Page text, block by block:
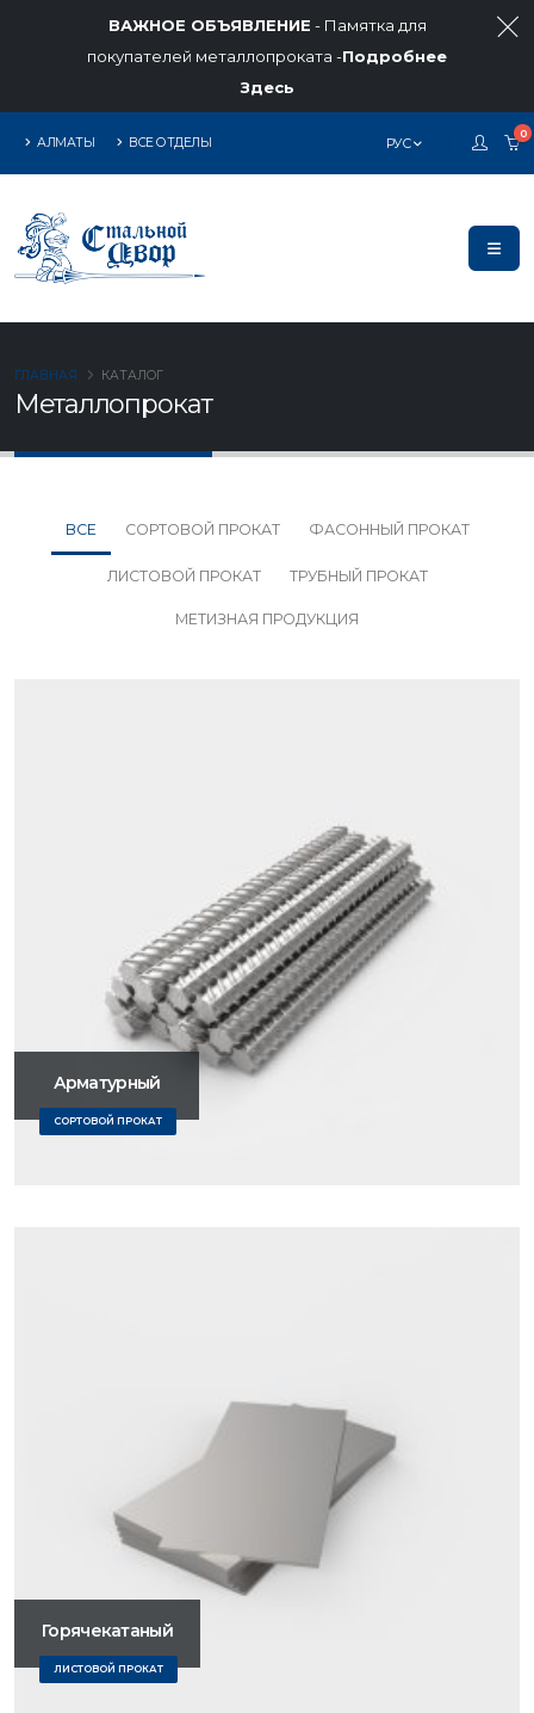
ВАЖНОЕ ОБЪЯВЛЕНИЕ - Памятка для
покупателей металлопроката -Подробнее
Здесь
АЛМАТЫ ВСЕ ОТДЕЛЫ РУС
0
Металлопрокат
ГЛАВНАЯ КАТАЛОГ
ВСЕ СОРТОВОЙ ПРОКАТ ФАСОННЫЙ ПРОКАТ
ЛИСТОВОЙ ПРОКАТ ТРУБНЫЙ ПРОКАТ
МЕТИЗНАЯ ПРОДУКЦИЯ
Арматурный
СОРТОВОЙ ПРОКАТ
Горячекатаный
ЛИСТОВОЙ ПРОКАТ